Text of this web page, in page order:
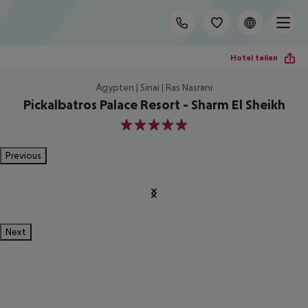
Hotel teilen
Ägypten | Sinai | Ras Nasrani
Pickalbatros Palace Resort - Sharm El Sheikh
5
Previous
Next